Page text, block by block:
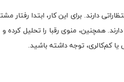
دارند. برای این کار، ابتدا رفتار
همچنین، منوی رقبا را تحلیل کرده و
کم‌کالری، توجه داشته باشید.